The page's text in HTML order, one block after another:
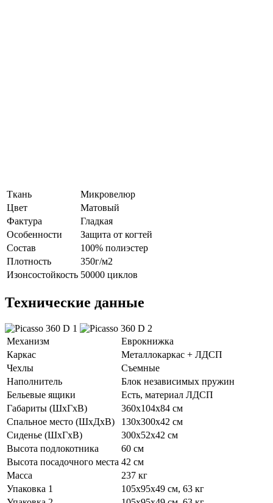
Ткань
Микровелюр
Цвет
Матовый
Фактура
Гладкая
Особенности
Защита от когтей
Состав
100% полиэстер
Плотность
350г/м2
Изонсостойкость 50000 циклов
Технические данные
Механизм
Еврокнижка
Каркас
Металлокаркас + ЛДСП
Чехлы
Съемные
Наполнитель
Блок независимых пружин
Бельевые ящики
Есть, материал ЛДСП
Габариты (ШхГхВ)
360х104х84 см
Спальное место (ШхДхВ)
130х300х42 см
Сиденье (ШхГхВ)
300х52х42 см
Высота подлокотника
60 см
Высота посадочного места 42 см
Масса
237 кг
Упаковка 1
105х95х49 см, 63 кг